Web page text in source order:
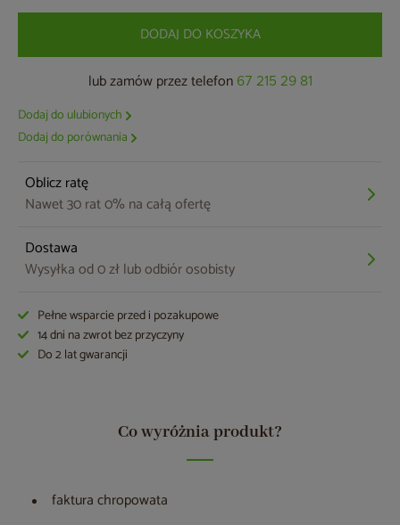
DODAJ DO KOSZYKA
lub zamów przez telefon 67 215 29 81
Dodaj do ulubionych
Dodaj do porównania
Oblicz ratę
Nawet 30 rat 0% na całą ofertę
Dostawa
Wysyłka od 0 zł lub odbiór osobisty
Pełne wsparcie przed i pozakupowe
14 dni na zwrot bez przyczyny
Do 2 lat gwarancji
Co wyróżnia produkt?
faktura chropowata